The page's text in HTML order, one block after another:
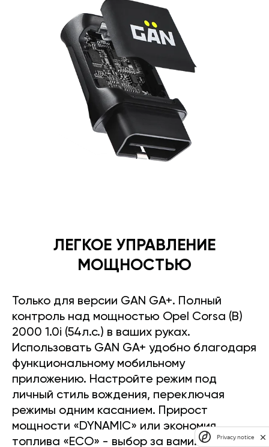
ЛЕГКОЕ УПРАВЛЕНИЕ
МОЩНОСТЬЮ
Только для версии GAN GA+. Полный
контроль над мощностью Opel Corsa (B)
2000 1.0i (54л.с.) в ваших руках.
Использовать GAN GA+ удобно благодаря
функциональному мобильному
приложению. Настройте режим под
личный стиль вождения, переключая
режимы одним касанием. Прирост
мощности «DYNAMIC» или экономия
топлива «ECO» - выбор за вами.
Privacy notice